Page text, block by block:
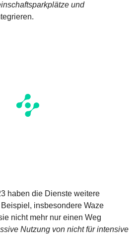
und
haben die Dienste weitere
insbesondere Waze
nicht mehr nur einen Weg
Nutzung von nicht für intensive